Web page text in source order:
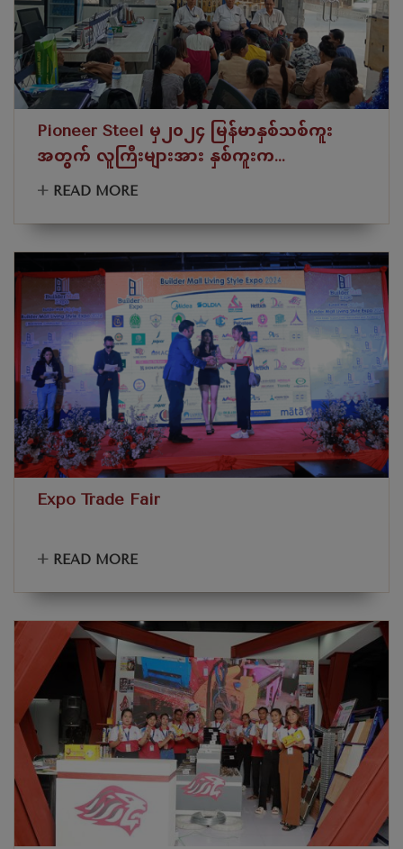
Pioneer Steel မှ၂၀၂၄ မြန်မာနှစ်သစ်ကူး
အတွက် လူကြီးများအား နှစ်ကူးက...
+ READ MORE
Expo Trade Fair
+ READ MORE